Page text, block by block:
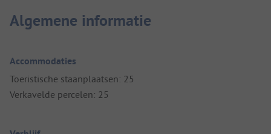
Algemene informatie
Accommodaties
Toeristische staanplaatsen: 25
Verkavelde percelen: 25